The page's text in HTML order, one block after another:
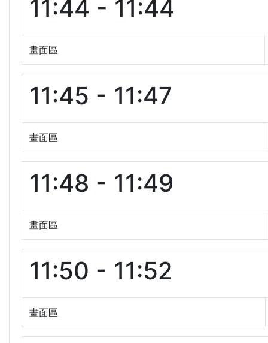
11:44 - 11:44
畫面區
11:45 - 11:47
畫面區
11:48 - 11:49
畫面區
11:50 - 11:52
畫面區